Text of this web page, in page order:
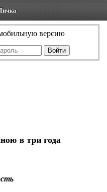
версию
в три года